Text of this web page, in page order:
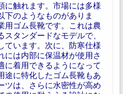
に触れます。市場には多様
下のようなものがありま
用ゴム長靴です。これは農
タンダードなモデルで、
ています。次に、防寒仕様
には内部に保温材が使用さ
に着用できるようになって
途に特化したゴム長靴もあ
ツは、さらに水密性が高め